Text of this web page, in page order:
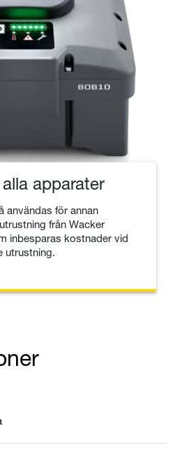
apparater
användas för annan
från Wacker
inbesparas kostnader vid
utrustning.